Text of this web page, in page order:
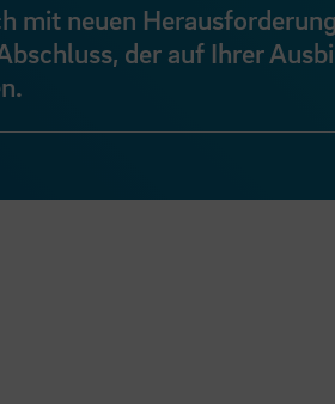
mit neuen
der auf Ihrer